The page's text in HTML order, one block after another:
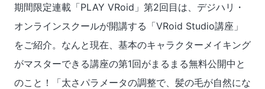
期間限定連載「PLAY VRoid」第2回目は、デジハリ・
オンラインスクールが開講する「VRoid Studio講座」
をご紹介。なんと現在、基本のキャラクターメイキング
がマスターできる講座の第1回がまるまる無料公開中と
のこと！「太さパラメータの調整で、髪の毛が自然にな